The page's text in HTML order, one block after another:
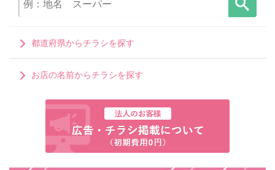
都道府県からチラシを探す
お店の名前からチラシを探す